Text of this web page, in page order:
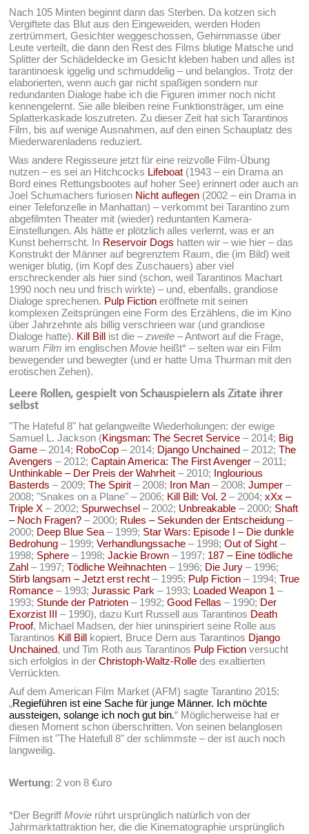
Nach 105 Minten beginnt dann das Sterben. Da kotzen sich
Vergiftete das Blut aus den Eingeweiden, werden Hoden
zertrümmert, Gesichter weggeschossen, Gehirnmasse über
Leute verteilt, die dann den Rest des Films blutige Matsche und
Splitter der Schädeldecke im Gesicht kleben haben und alles ist
tarantinoesk iggelig und schmuddelig – und belanglos. Trotz der
elaborierten, wenn auch gar nicht spaßigen sondern nur
redundanten Dialoge habe ich die Figuren immer noch nicht
kennengelernt. Sie alle bleiben reine Funktionsträger, um eine
Splatterkaskade loszutreten. Zu dieser Zeit hat sich Tarantinos
Film, bis auf wenige Ausnahmen, auf den einen Schauplatz des
Miederwarenladens reduziert.
Was andere Regisseure jetzt für eine reizvolle Film-Übung
nutzen – es sei an Hitchcocks Lifeboat (1943 – ein Drama an
Bord eines Rettungsbootes auf hoher See) erinnert oder auch an
Joel Schumachers furiosen Nicht auflegen (2002 – ein Drama in
einer Telefonzelle in Manhattan) – verkommt bei Tarantino zum
abgefilmten Theater mit (wieder) reduntanten Kamera-
Einstellungen. Als hätte er plötzlich alles verlernt, was er an
Kunst beherrscht. In Reservoir Dogs hatten wir – wie hier – das
Konstrukt der Männer auf begrenztem Raum, die (im Bild) weit
weniger blutig, (im Kopf des Zuschauers) aber viel
erschreckender als hier sind (schon, weil Tarantinos Machart
1990 noch neu und frisch wirkte) – und, ebenfalls, grandiose
Dialoge sprechenen. Pulp Fiction eröffnete mit seinen
komplexen Zeitsprüngen eine Form des Erzählens, die im Kino
über Jahrzehnte als billig verschrieen war (und grandiose
Dialoge hatte). Kill Bill ist die –zweite – Antwort auf die Frage,
warumFilm im englischenMovie heißt* – selten war ein Film
bewegender und bewegter (und er hatte Uma Thurman mit den
erotischen Zehen).
Leere Rollen, gespielt von Schauspielern als Zitate ihrer
selbst
"The Hateful 8" hat gelangweilte Wiederholungen: der ewige
Samuel L. Jackson (Kingsman: The Secret Service – 2014; Big
Game – 2014; RoboCop – 2014; Django Unchained – 2012;The
Avengers – 2012;Captain America: The First Avenger – 2011;
Unthinkable – Der Preis der Wahrheit – 2010; Inglourious
Basterds – 2009;The Spirit – 2008; Iron Man – 2008;Jumper –
2008; "Snakes on a Plane" – 2006; Kill Bill: Vol. 2 – 2004;xXx –
Triple X – 2002; Spurwechsel – 2002; Unbreakable – 2000; Shaft
– Noch Fragen? – 2000; Rules – Sekunden der Entscheidung –
2000; Deep Blue Sea – 1999; Star Wars: Episode I – Die dunkle
Bedrohung – 1999;Verhandlungssache – 1998;Out of Sight –
1998; Sphere – 1998;Jackie Brown – 1997; 187 – Eine tödliche
Zahl – 1997;Tödliche Weihnachten – 1996; Die Jury – 1996;
Stirb langsam – Jetzt erst recht – 1995; Pulp Fiction – 1994;True
Romance – 1993;Jurassic Park – 1993; Loaded Weapon 1 –
1993; Stunde der Patrioten – 1992;Good Fellas – 1990; Der
Exorzist III – 1990), dazu Kurt Russell aus Tarantinos Death
Proof, Michael Madsen, der hier uninspiriert seine Rolle aus
Tarantinos Kill Bill kopiert, Bruce Dern aus Tarantinos Django
Unchained, und Tim Roth aus Tarantinos Pulp Fiction versucht
sich erfolglos in derChristoph-Waltz-Rolle des exaltierten
Verrückten.
Auf dem American Film Market (AFM) sagte Tarantino 2015:
„Regieführen ist eine Sache für junge Männer. Ich möchte
aussteigen, solange ich noch gut bin.“ Möglicherweise hat er
diesen Moment schon überschritten. Von seinen belanglosen
Filmen ist "The Hatefull 8" der schlimmste – der ist auch noch
langweilig.
Wertung: 2 von 8 €uro
*Der BegriffMovie rührt ursprünglich natürlich von der
Jahrmarktattraktion her, die die Kinematographie ursprünglich